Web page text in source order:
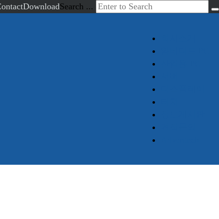
DownloadSearch ...